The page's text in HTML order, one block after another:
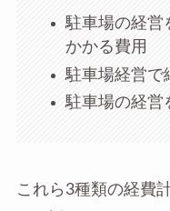
駐車場の経営
かかる費用
駐車場経営で
駐車場の経営
これら3種類の経費